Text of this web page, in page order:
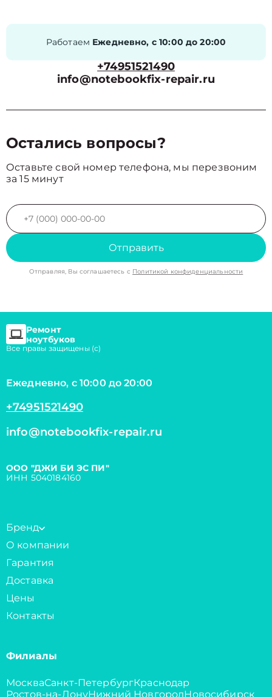
Работаем Ежедневно, с 10:00 до 20:00
+74951521490
info@notebookfix-repair.ru
Остались вопросы?
Оставьте свой номер телефона, мы перезвоним
за 15 минут
Отправить
Отправляя, Вы соглашаетесь с Политикой конфиденциальности
Ремонт
ноутбуков
Все правы защищены (с)
Ежедневно, с 10:00 до 20:00
+74951521490
info@notebookfix-repair.ru
ООО "ДЖИ БИ ЭС ПИ"
ИНН 5040184160
Бренд
О компании
Гарантия
Доставка
Цены
Контакты
Филиалы
МоскваСанкт-ПетербургКраснодар
Ростов-на-ДонуНижний НовгородНовосибирск